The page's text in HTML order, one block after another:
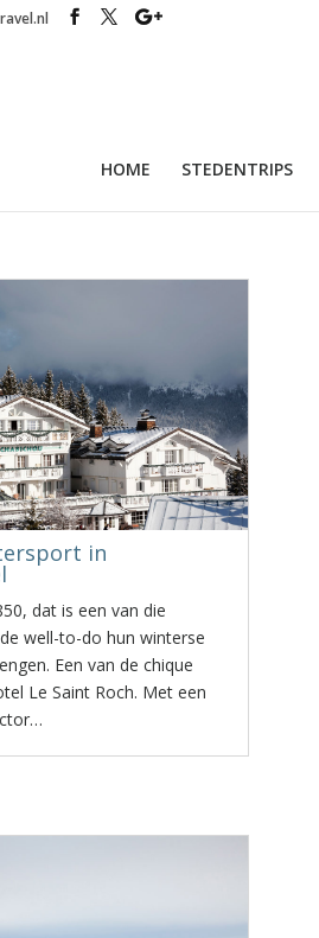
HOME STEDENTRIPS
in
dat is een van die
well-to-do hun winterse
Een van de chique
Le Saint Roch. Met een